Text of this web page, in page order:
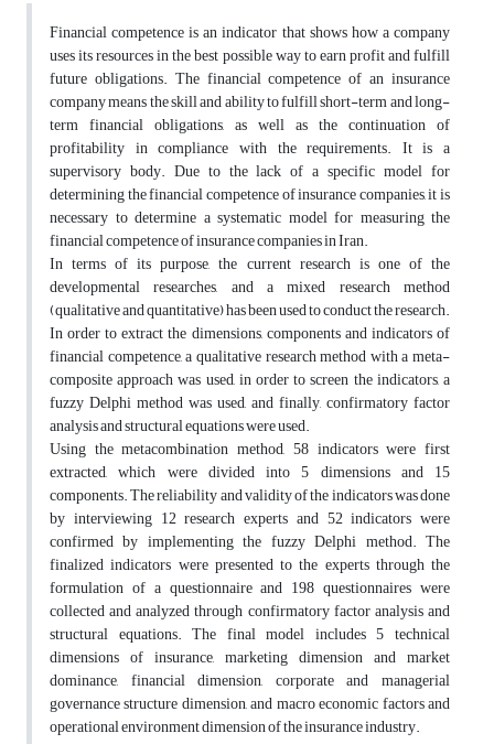
Financial competence is an indicator that shows how a company
uses its resources in the best possible way to earn profit and fulfill
future obligations. The financial competence of an insurance
company means the skill and ability to fulfill short-term and long-
term financial obligations, as well as the continuation of
profitability in compliance with the requirements. It is a
supervisory body. Due to the lack of a specific model for
determining the financial competence of insurance companies, it is
necessary to determine a systematic model for measuring the
financial competence of insurance companies in Iran.
In terms of its purpose, the current research is one of the
developmental researches, and a mixed research method
(qualitative and quantitative) has been used to conduct the research.
In order to extract the dimensions, components and indicators of
financial competence, a qualitative research method with a meta-
composite approach was used, in order to screen the indicators, a
fuzzy Delphi method was used, and finally, confirmatory factor
analysis and structural equations were used.
Using the metacombination method, 58 indicators were first
extracted, which were divided into 5 dimensions and 15
components. The reliability and validity of the indicators was done
by interviewing 12 research experts and 52 indicators were
confirmed by implementing the fuzzy Delphi method. The
finalized indicators were presented to the experts through the
formulation of a questionnaire and 198 questionnaires were
collected and analyzed through confirmatory factor analysis and
structural equations. The final model includes 5 technical
dimensions of insurance, marketing dimension and market
dominance, financial dimension, corporate and managerial
governance structure dimension, and macro economic factors and
operational environment dimension of the insurance industry.